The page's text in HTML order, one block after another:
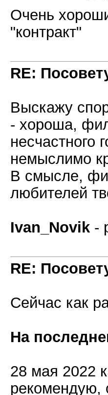
Очень
"контракт"
RE:
Выскажу
- хороша,
несчастного
немыслимо
В смысле,
любителей
Ivan_Novik -
RE:
Сейчас как
На
28 мая 2022
рекомендую,